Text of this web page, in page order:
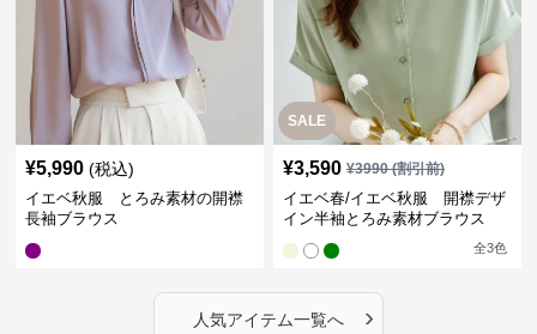
¥5,990 (税込)
イエベ秋服 とろみ素材の開襟
長袖ブラウス
SALE
¥3,590 ¥3990(割引前)
イエベ春/イエベ秋服 開襟デザ
イン半袖とろみ素材ブラウス
全3色
人気アイテム一覧へ ›